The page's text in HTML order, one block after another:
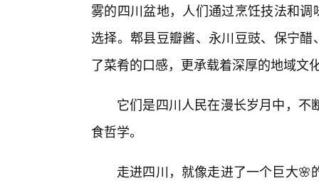
雾的四川盆地，人们通过烹饪技法和
选择。郫县豆瓣酱、永川豆豉、保宁
了菜肴的口感，更承载着深厚的地域文
它们是四川人民在漫长岁月中，
食哲学。
走进四川，就像走进了一个巨大